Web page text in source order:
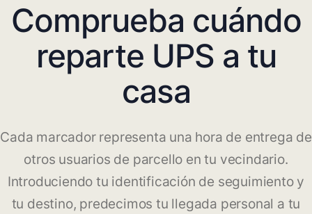
Comprueba cuándo
reparte UPS a tu
casa
Cada marcador representa una hora de entrega de
otros usuarios de parcello en tu vecindario.
Introduciendo tu identificación de seguimiento y
tu destino, predecimos tu llegada personal a tu